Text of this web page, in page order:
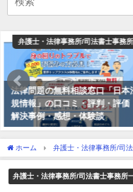
弁護士・法律事務所/司法書士事務
イーライフ司法書士法人(旧:平
法書士事務所)の口コミ・評判・
価・解決事例・感想・体験談
ホーム 弁護士・法律事務所/司
弁護士・法律事務所/司法書士事務所